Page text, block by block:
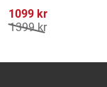
1099 kr
1399 kr